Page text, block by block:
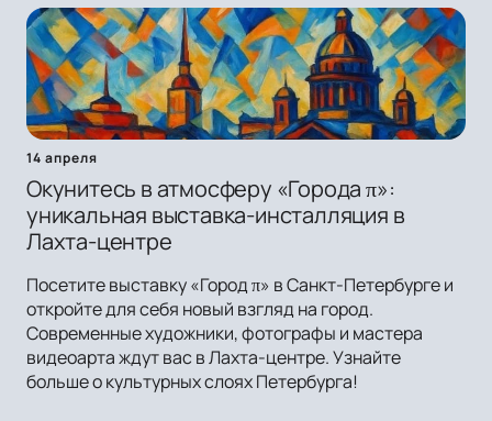
14 апреля
Окунитесь в атмосферу «Города π»:
уникальная выставка-инсталляция в
Лахта-центре
Посетите выставку «Город π» в Санкт-Петербурге и
откройте для себя новый взгляд на город.
Современные художники, фотографы и мастера
видеоарта ждут вас в Лахта-центре. Узнайте
больше о культурных слоях Петербурга!